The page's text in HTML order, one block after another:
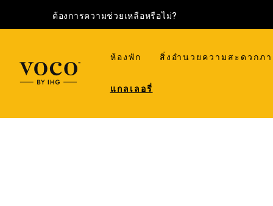
ต้องการความช่วยเหลือหรือไม่?
ห้องพัก สิ่งอำนวยความสะดวกภ
แกลเลอรี่